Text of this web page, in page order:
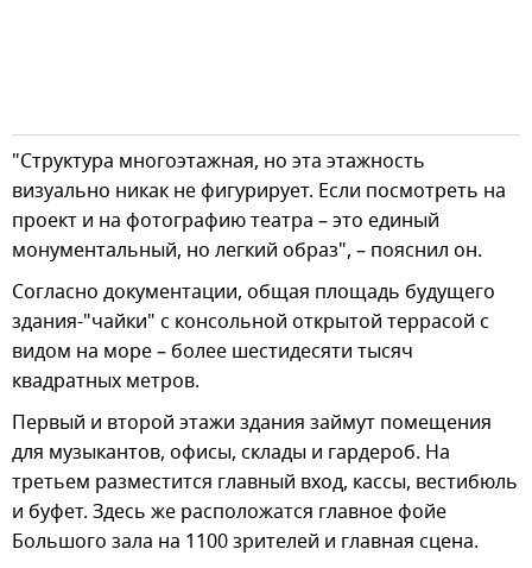
"Структура многоэтажная, но эта этажность
визуально никак не фигурирует. Если посмотреть на
проект и на фотографию театра – это единый
монументальный, но легкий образ", – пояснил он.
Согласно документации, общая площадь будущего
здания-"чайки" с консольной открытой террасой с
видом на море – более шестидесяти тысяч
квадратных метров.
Первый и второй этажи здания займут помещения
для музыкантов, офисы, склады и гардероб. На
третьем разместится главный вход, кассы, вестибюль
и буфет. Здесь же расположатся главное фойе
Большого зала на 1100 зрителей и главная сцена.